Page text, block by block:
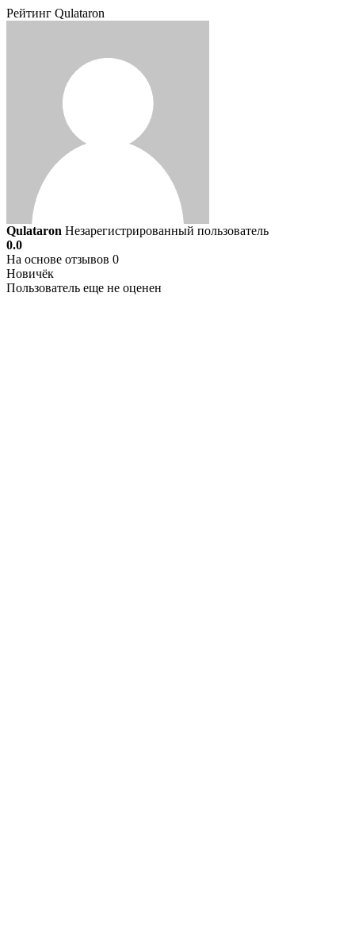
Рейтинг Qulataron
Qulataron Незарегистрированный пользователь
0.0
На основе отзывов 0
Новичёк
Пользователь еще не оценен